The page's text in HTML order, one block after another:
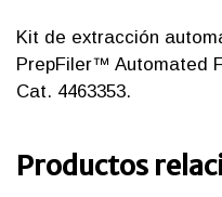
Kit de extracción
PrepFiler™ Automated
Cat. 4463353.
Productos